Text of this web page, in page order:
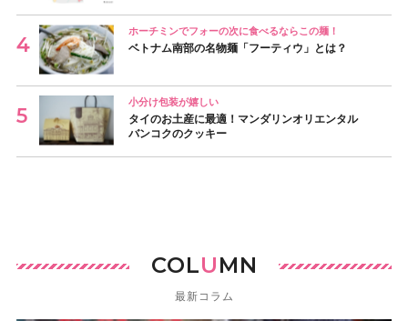
ホーチミンでフォーの次に食べるならこの麺！
ベトナム南部の名物麺「フーティウ」とは？
小分け包装が嬉しい
タイのお土産に最適！マンダリンオリエンタル
バンコクのクッキー
COLUMN
最新コラム